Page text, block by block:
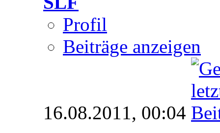
Profil
Beiträge anzeigen
16.08.2011, 00:04